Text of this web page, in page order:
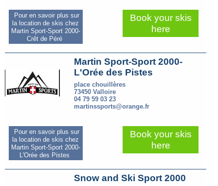
Pour en savoir plus sur
la location de skis chez
Martin Sport-Sport 2000-
Crêt de Péré
Book your skis
here
Martin Sport-Sport 2000-
L'Orée des Pistes
place chouillères
73450 Valloire
04 79 59 03 23
martinssports@orange.fr
Pour en savoir plus sur
la location de skis chez
Martin Sport-Sport 2000-
L'Orée des Pistes
Book your skis
here
Snow and Ski Sport 2000